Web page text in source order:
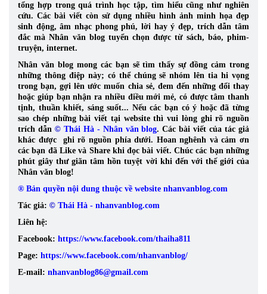
tổng hợp trong quá trình học tập, tìm hiểu cũng như nghiên
cứu. Các bài viết còn sử dụng nhiều hình ảnh minh họa đẹp
sinh động, âm nhạc phong phú, lời hay ý đẹp, trích dẫn tâm
đắc mà Nhân văn blog tuyển chọn được từ sách, báo, phim-
truyện, internet.
Nhân văn blog mong các bạn sẽ tìm thấy sự đồng cảm trong
những thông điệp này; có thể chúng sẽ nhóm lên tia hi vọng
trong bạn, gợi lên ước muốn chia sẻ, đem đến những đổi thay
hoặc giúp bạn nhận ra nhiều điều mới mẻ, có được tâm thanh
tịnh, thuần khiết, sáng suốt... Nếu các bạn có ý hoặc đã từng
sao chép những bài viết tại website thì vui lòng ghi rõ nguồn
trích dẫn © Thái Hà - Nhân văn blog. Các bài viết của tác giả
khác được ghi rõ nguồn phía dưới. Hoan nghênh và cảm ơn
các bạn đã Like và Share khi đọc bài viết. Chúc các bạn những
phút giây thư giãn tâm hồn tuyệt vời khi đến với thế giới của
Nhân văn blog!
® Bản quyền nội dung thuộc về website nhanvanblog.com
Tác giả: © Thái Hà - nhanvanblog.com
Liên hệ:
Facebook: https://www.facebook.com/thaiha811
Page: https://www.facebook.com/nhanvanblog/
E-mail: nhanvanblog86@gmail.com